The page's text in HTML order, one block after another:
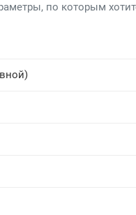
по которым